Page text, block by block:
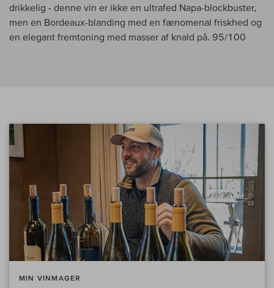
drikkelig - denne vin er ikke en ultrafed Napa-blockbuster,
men en Bordeaux-blanding med en fænomenal friskhed og
en elegant fremtoning med masser af knald på. 95/100
MIN VINMAGER